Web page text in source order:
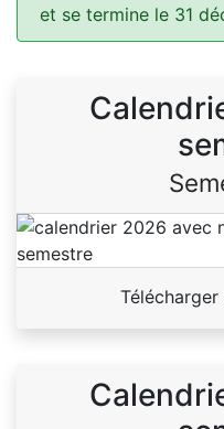
et se termine le 31
Télécharger